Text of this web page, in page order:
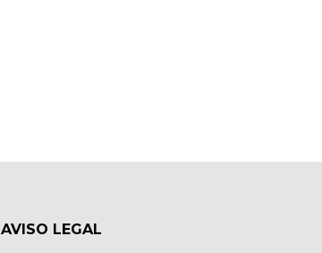
AVISO LEGAL